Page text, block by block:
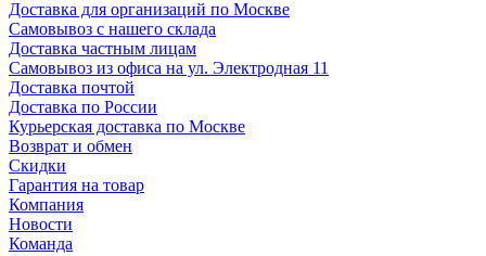
Доставка для организаций по Москве
Самовывоз с нашего склада
Доставка частным лицам
Самовывоз из офиса на ул. Электродная 11
Доставка почтой
Доставка по России
Курьерская доставка по Москве
Возврат и обмен
Скидки
Гарантия на товар
Компания
Новости
Команда